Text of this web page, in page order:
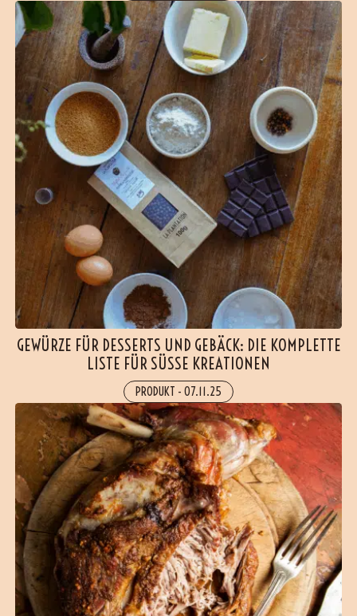
GEWÜRZE FÜR DESSERTS UND GEBÄCK: DIE KOMPLETTE
LISTE FÜR SÜSSE KREATIONEN
PRODUKT - 07.11.25